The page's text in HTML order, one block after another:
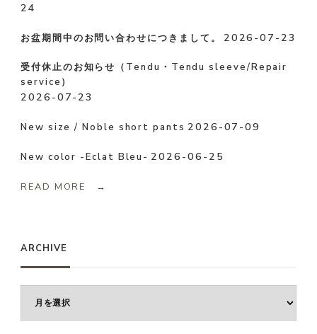
24
お盆期間中のお問い合わせにつきまして。 2026-07-23
受付休止のお知らせ（Tendu・Tendu sleeve/Repair
service）
2026-07-23
New size / Noble short pants 2026-07-09
New color -Eclat Bleu- 2026-06-25
READ MORE →
ARCHIVE
ARCHIVE